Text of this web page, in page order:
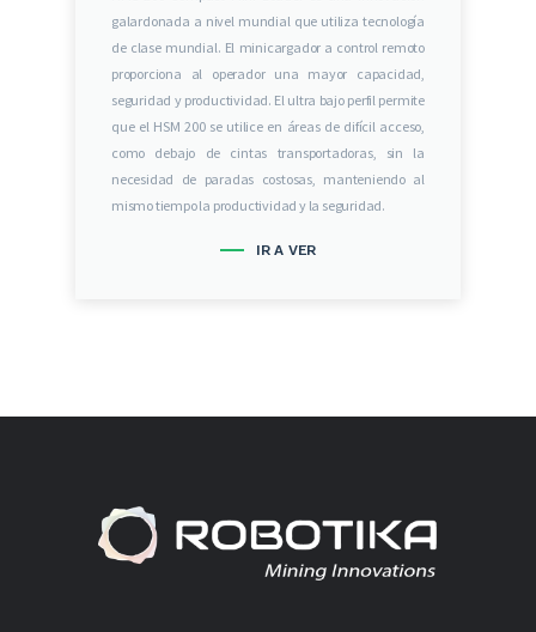
galardonada a nivel mundial que utiliza tecnología
de clase mundial. El minicargador a control remoto
proporciona al operador una mayor capacidad,
seguridad y productividad. El ultra bajo perfil permite
que el HSM 200 se utilice en áreas de difícil acceso,
como debajo de cintas transportadoras, sin la
necesidad de paradas costosas, manteniendo al
mismo tiempo la productividad y la seguridad.
IR A VER